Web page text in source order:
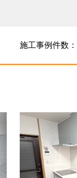
施工事例件数：